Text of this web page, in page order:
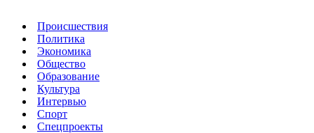
Происшествия
Политика
Экономика
Общество
Образование
Культура
Интервью
Спорт
Спецпроекты